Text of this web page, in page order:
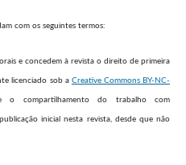
com os seguintes termos:
e concedem à revista o direito de primeira
licenciado sob a Creative Commons BY-NC-
compartilhamento do trabalho com
inicial nesta revista, desde que não